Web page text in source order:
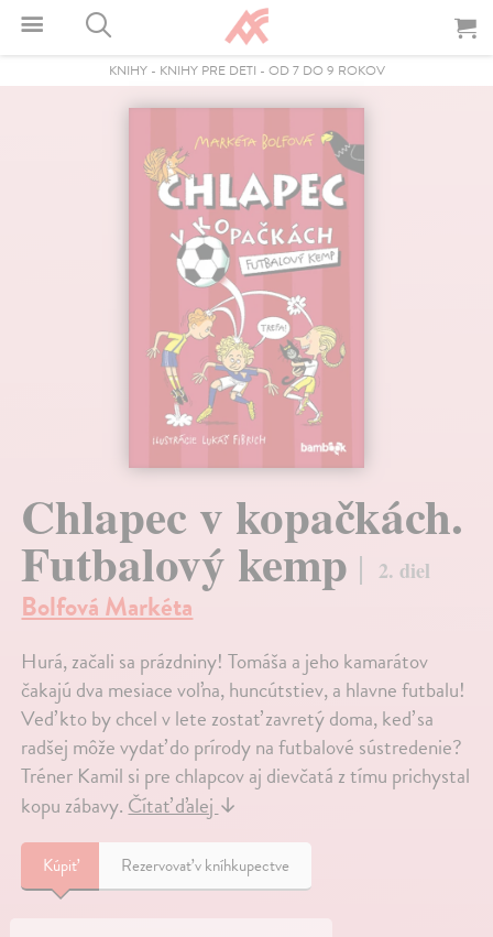
KNIHY- KNIHY PRE DETI - OD 7 DO 9 ROKOV
Chlapec v kopačkách.
Futbalový kemp 2. diel
Bolfová Markéta
Hurá, začali sa prázdniny! Tomáša a jeho kamarátov
čakajú dva mesiace voľna, huncútstiev, a hlavne futbalu!
Veď kto by chcel v lete zostať zavretý doma, keď sa
radšej môže vydať do prírody na futbalové sústredenie?
Tréner Kamil si pre chlapcov aj dievčatá z tímu prichystal
kopu zábavy.Čítať ďalej↓
Kúpiť Rezervovať v kníhkupectve